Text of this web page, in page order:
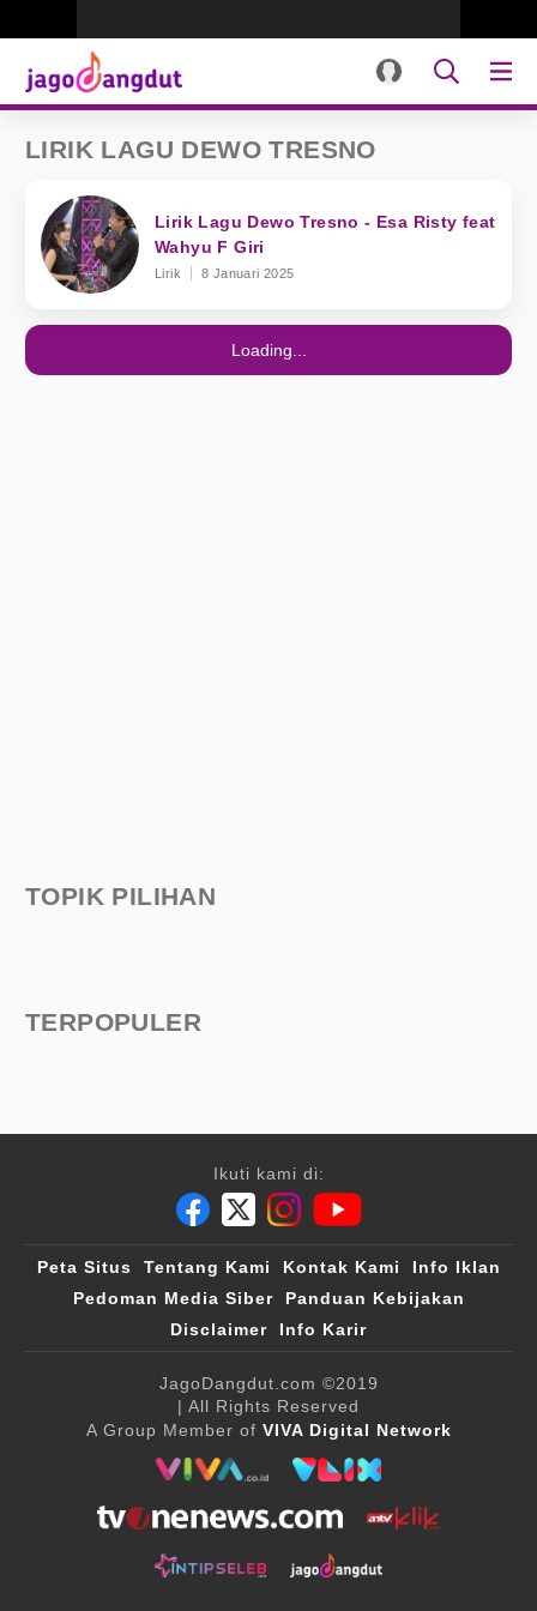
LIRIK LAGU DEWO TRESNO
Lirik Lagu Dewo Tresno - Esa Risty feat
Wahyu F Giri
Lirik 8 Januari 2025
Loading...
TOPIK PILIHAN
TERPOPULER
Ikuti kami di:
Peta Situs Tentang Kami Kontak Kami
Info Iklan
Pedoman Media Siber
Panduan Kebijakan
Disclaimer
Info Karir
JagoDangdut.com ©2019
| All Rights Reserved
A Group Member of VIVA Digital Network